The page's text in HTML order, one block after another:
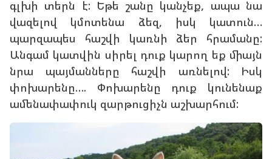
գլխի տերն է: Եթե շանը կանչեք, ապա նա
վազելով կմոտենա ձեզ, իսկ կատուն…
պարզապես հաշվի կառնի ձեր հրամանը:
Անգամ կատվին սիրել դուք կարող եք միայն
նրա պայմանները հաշվի առնելով: Իսկ
փոխարենը…. Փոխարենը դուք կունենաք
ամենափափուկ զարթուցիչն աշխարհում: